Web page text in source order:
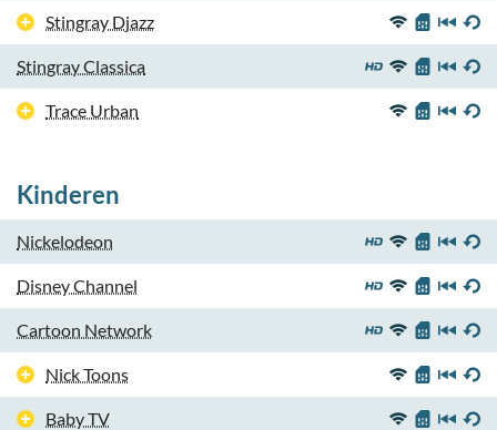
Stingray Djazz
Stingray Classica
Trace Urban
Kinderen
Nickelodeon
Disney Channel
Cartoon Network
Nick Toons
Baby TV